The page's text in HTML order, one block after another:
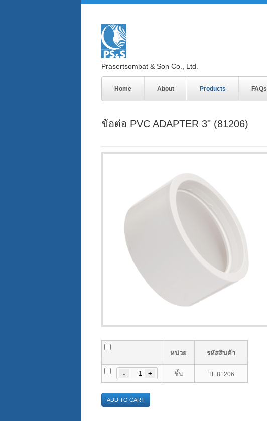
Prasertsombat & Son Co., Ltd.
Home About Products FAQs
ข้อต่อ PVC ADAPTER 3" (81206)
หน่วย รหัสสินค้า
ชิ้น TL 81206
-
ADD TO CART